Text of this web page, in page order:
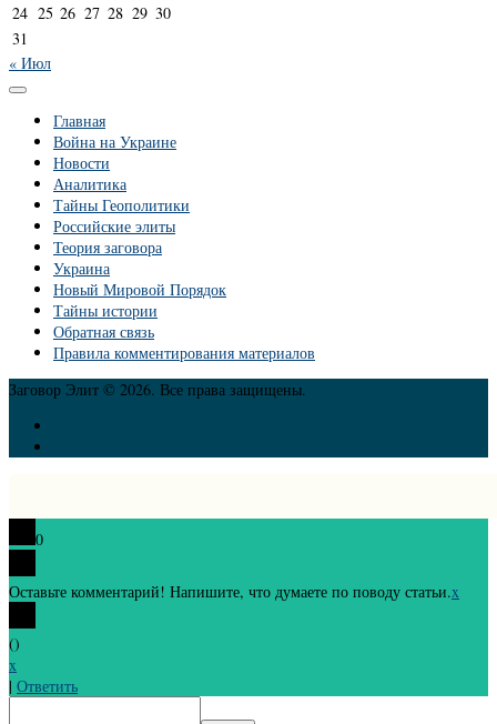
24 25 26 27 28 29 30
31
« Июл
Главная
Война на Украине
Новости
Аналитика
Тайны Геополитики
Российские элиты
Теория заговора
Украина
Новый Мировой Порядок
Тайны истории
Обратная связь
Правила комментирования материалов
Заговор Элит © 2026. Все права защищены.
0
Оставьте комментарий! Напишите, что думаете по поводу статьи.x
()
x
| Ответить